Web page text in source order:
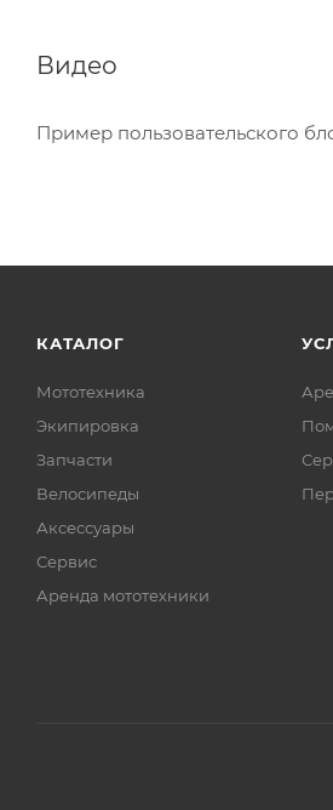
Видео
Пример пользовательского
КАТАЛОГ
Мототехника
Экипировка
Запчасти
Велосипеды
Аксессуары
Сервис
Аренда мототехники